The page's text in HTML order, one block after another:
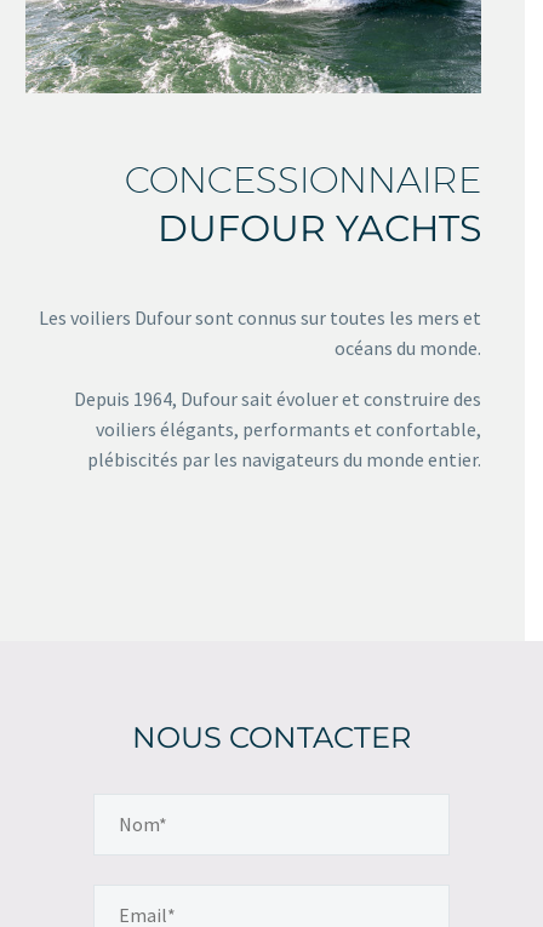
CONCESSIONNAIRE
DUFOUR YACHTS
Les voiliers Dufour sont connus sur toutes les mers et
océans du monde.
Depuis 1964, Dufour sait évoluer et construire des
voiliers élégants, performants et confortable,
plébiscités par les navigateurs du monde entier.
NOUS CONTACTER